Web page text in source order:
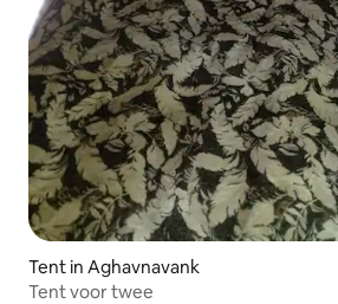
Tent in Aghavnavank
Tent voor twee